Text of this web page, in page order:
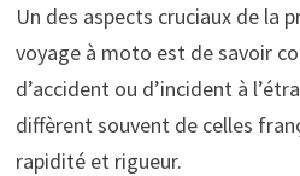
Un des aspects cruciaux de la
voyage à moto est de savoir
d’accident ou d’incident à
diffèrent souvent de celles
rapidité et rigueur.